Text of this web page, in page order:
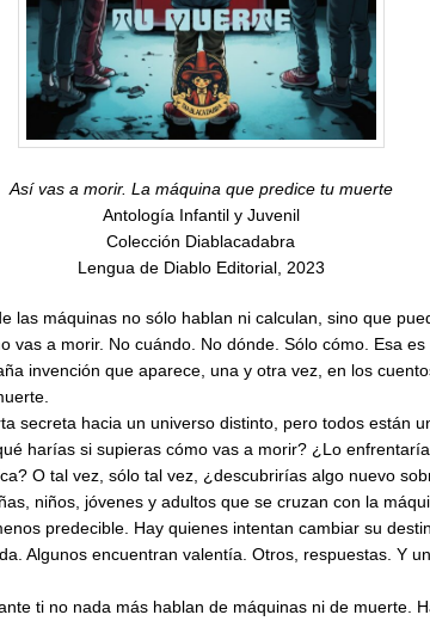
Así vas a morir. La máquina que predice tu muerte
Antología Infantil y Juvenil
Colección Diablacadabra
Lengua de Diablo Editorial, 2023
las máquinas no sólo hablan ni calculan, sino que
vas a morir. No cuándo. No dónde. Sólo cómo. Esa
invención que aparece, una y otra vez, en los
secreta hacia un universo distinto, pero todos están
harías si supieras cómo vas a morir? ¿Lo
O tal vez, sólo tal vez, ¿descubrirías algo nuevo
niños, jóvenes y adultos que se cruzan con la
predecible. Hay quienes intentan cambiar su
Algunos encuentran valentía. Otros, respuestas. Y
ti no nada más hablan de máquinas ni de muerte.